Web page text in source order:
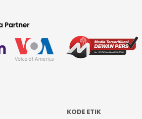
KODE ETIK